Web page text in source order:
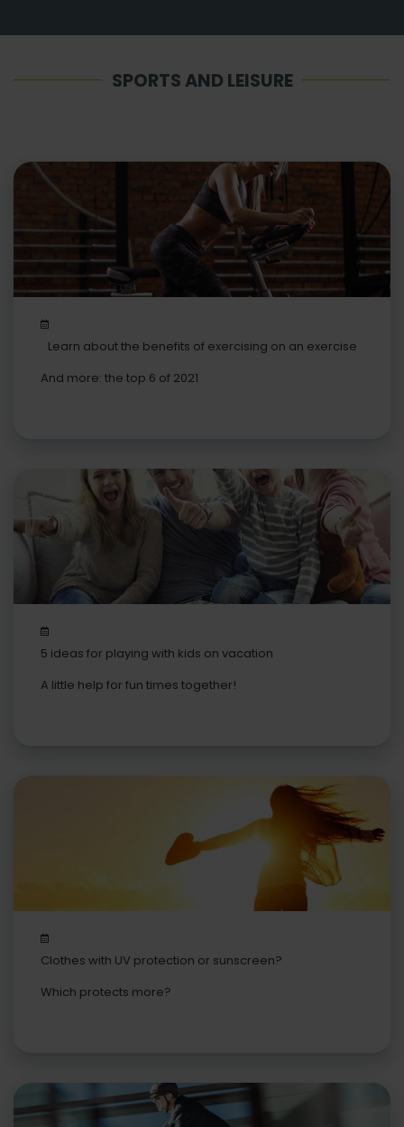
SPORTS AND LEISURE
Learn about the benefits of exercising on an exercise
And more: the top 6 of 2021
5 ideas for playing with kids on vacation
A little help for fun times together!
Clothes with UV protection or sunscreen?
Which protects more?